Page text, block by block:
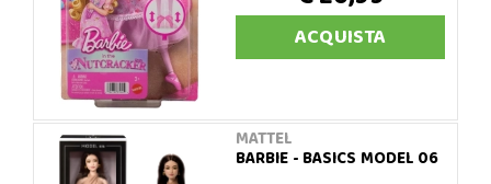
ACQUISTA
MATTEL
BARBIE - BASICS MODEL 06